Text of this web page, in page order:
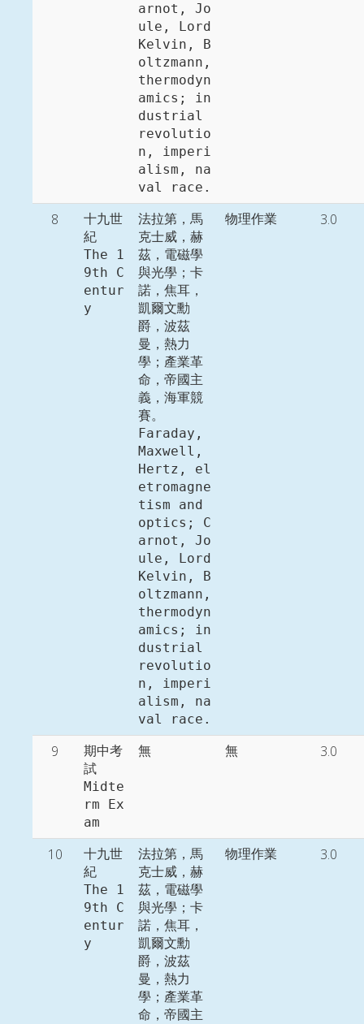
arnot, Jo
ule, Lord
Kelvin, B
oltzmann,
thermodyn
amics; in
dustrial
revolutio
n, imperi
alism, na
8
十九世
紀
The 1
9th C
entur
y
法拉第，馬
克士威，赫
茲，電磁學
與光學；卡
諾，焦耳，
凱爾文勳
爵，波茲
曼，熱力
學；產業革
命，帝國主
義，海軍競
賽。
Faraday,
Maxwell,
Hertz, el
etromagne
tism and
optics; C
arnot, Jo
ule, Lord
Kelvin, B
oltzmann,
thermodyn
amics; in
dustrial
revolutio
n, imperi
alism, na
物理作業 3.0
9
期中考
試
Midte
rm Ex
am
無 無 3.0
10
十九世
紀
The 1
9th C
entur
y
法拉第，馬
克士威，赫
茲，電磁學
與光學；卡
諾，焦耳，
凱爾文勳
爵，波茲
曼，熱力
學；產業革
命，帝國主
物理作業 3.0